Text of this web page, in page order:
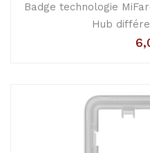
Badge technologie
Hub